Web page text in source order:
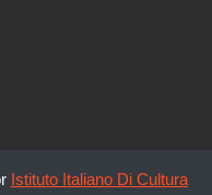
Istituto Italiano Di Cultura